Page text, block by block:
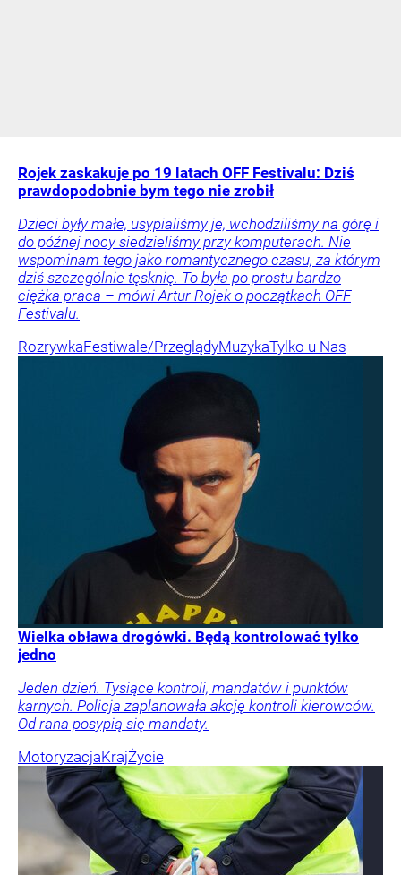
Rojek zaskakuje po 19 latach OFF Festivalu: Dziś
prawdopodobnie bym tego nie zrobił
Dzieci były małe, usypialiśmy je, wchodziliśmy na górę i
do późnej nocy siedzieliśmy przy komputerach. Nie
wspominam tego jako romantycznego czasu, za którym
dziś szczególnie tęsknię. To była po prostu bardzo
ciężka praca – mówi Artur Rojek o początkach OFF
Festivalu.
RozrywkaFestiwale/PrzeglądyMuzykaTylko u Nas
Wielka obława drogówki. Będą kontrolować tylko
jedno
Jeden dzień. Tysiące kontroli, mandatów i punktów
karnych. Policja zaplanowała akcję kontroli kierowców.
Od rana posypią się mandaty.
MotoryzacjaKrajŻycie